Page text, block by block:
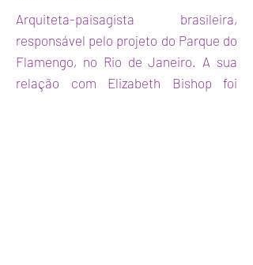
Arquiteta-paisagista brasileira,
responsável pelo projeto do Parque do
Flamengo, no Rio de Janeiro. A sua
relação com Elizabeth Bishop foi